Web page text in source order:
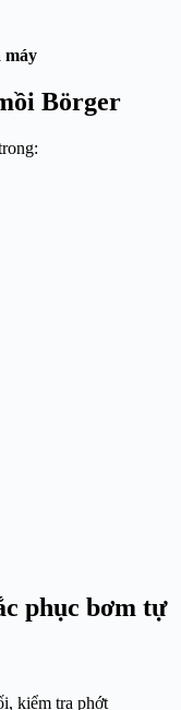
máy
Börger
phục bơm tự
kiểm tra phớt